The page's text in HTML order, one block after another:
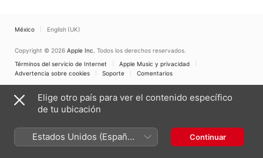
México English (UK)
Copyright © 2026 Apple Inc. Todos los derechos reservados.
Términos del servicio de Internet
Apple Music y privacidad
Advertencia sobre cookies
Soporte Comentarios
Elige otro país para ver el contenido específico
de tu ubicación
Estados Unidos (Español
México)
Continuar